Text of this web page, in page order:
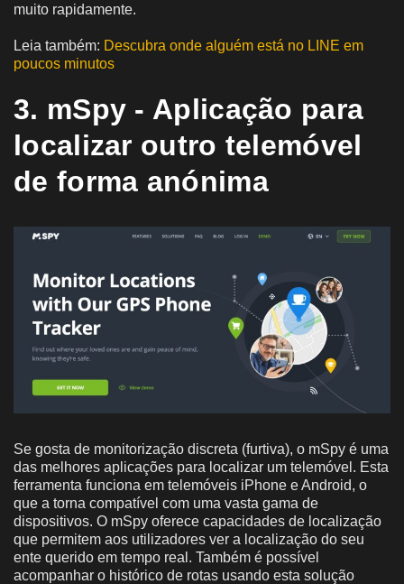
muito rapidamente.
Leia também: Descubra onde alguém está no LINE em
poucos minutos
3. mSpy - Aplicação para
localizar outro telemóvel
de forma anónima
Se gosta de monitorização discreta (furtiva), o mSpy é uma
das melhores aplicações para localizar um telemóvel. Esta
ferramenta funciona em telemóveis iPhone e Android, o
que a torna compatível com uma vasta gama de
dispositivos. O mSpy oferece capacidades de localização
que permitem aos utilizadores ver a localização do seu
ente querido em tempo real. Também é possível
acompanhar o histórico de rotas usando esta solução